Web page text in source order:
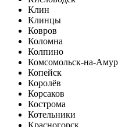
Клин
Клинцы
Ковров
Коломна
Колпино
Комсомольск-на-
Копейск
Королёв
Корсаков
Кострома
Котельники
Красногорск